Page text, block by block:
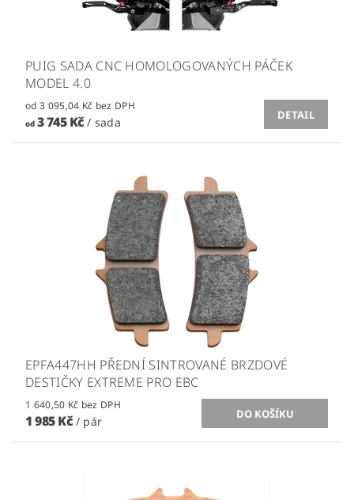
PUIG SADA CNC HOMOLOGOVANÝCH PÁČEK
MODEL 4.0
od 3 095,04 Kč bez DPH
od3 745 Kč/ sada
DETAIL
EPFA447HH PŘEDNÍ SINTROVANÉ BRZDOVÉ
DESTIČKY EXTREME PRO EBC
1 640,50 Kč bez DPH
1 985 Kč / pár